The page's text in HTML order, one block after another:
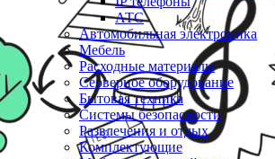
АТС
Автомобильная электроника
Мебель
Расходные материалы
Серверное оборудование
Бытовая техника
Системы безопасности
Развлечения и отдых
Комплектующие